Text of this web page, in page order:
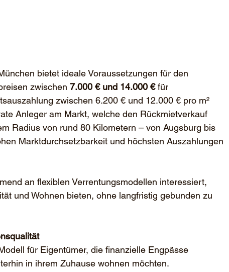
bietet ideale Voraussetzungen für den
zwischen 7.000 € und 14.000 € für
zwischen 6.200 € und 12.000 € pro m²
Anleger am Markt, welche den Rückmietverkauf
Radius von rund 80 Kilometern – von Augsburg bis
Marktdurchsetzbarkeit und höchsten Auszahlungen
an flexiblen Verrentungsmodellen interessiert,
und Wohnen bieten, ohne langfristig gebunden zu
für Eigentümer, die finanzielle Engpässe
in ihrem Zuhause wohnen möchten.